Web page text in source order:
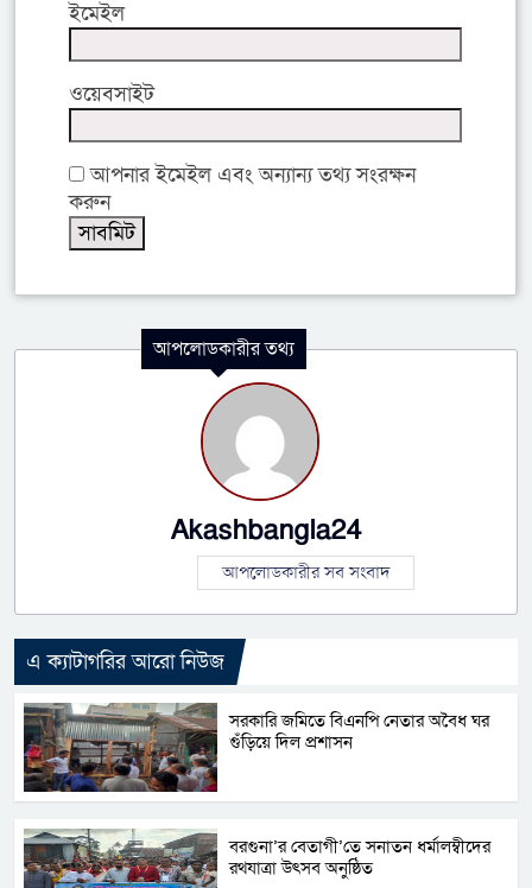
ইমেইল
ওয়েবসাইট
আপনার ইমেইল এবং অন্যান্য তথ্য সংরক্ষন
করুন
আপলোডকারীর তথ্য
Akashbangla24
আপলোডকারীর সব সংবাদ
এ ক্যাটাগরির আরো নিউজ
সরকারি জমিতে বিএনপি নেতার অবৈধ ঘর
গুঁড়িয়ে দিল প্রশাসন
বরগুনা’র বেতাগী’তে সনাতন ধর্মালম্বীদের
রথযাত্রা উৎসব অনুষ্ঠিত